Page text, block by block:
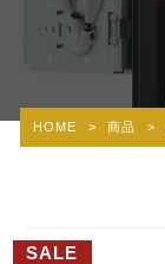
HOME > 商品 >
SALE